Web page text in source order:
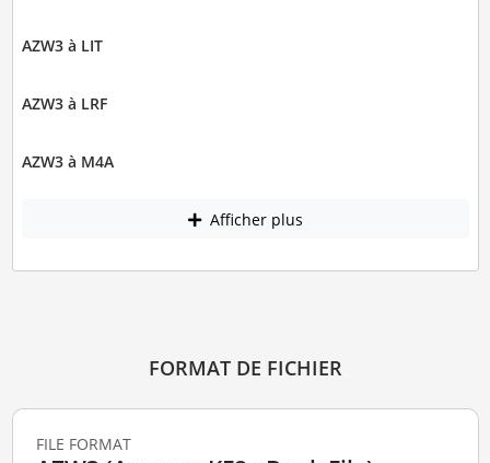
AZW3 à LIT
AZW3 à LRF
AZW3 à M4A
Afficher plus
FORMAT DE FICHIER
FILE FORMAT